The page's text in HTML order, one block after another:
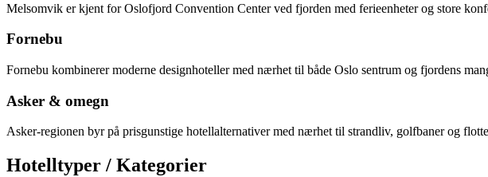
Melsomvik er kjent for Oslofjord Convention Center ved fjorden med ferieenheter og store
Fornebu
Fornebu kombinerer moderne designhoteller med nærhet til både Oslo sentrum og fjordens
Asker & omegn
Asker-regionen byr på prisgunstige hotellalternativer med nærhet til strandliv, golfbaner og
Hotelltyper / Kategorier